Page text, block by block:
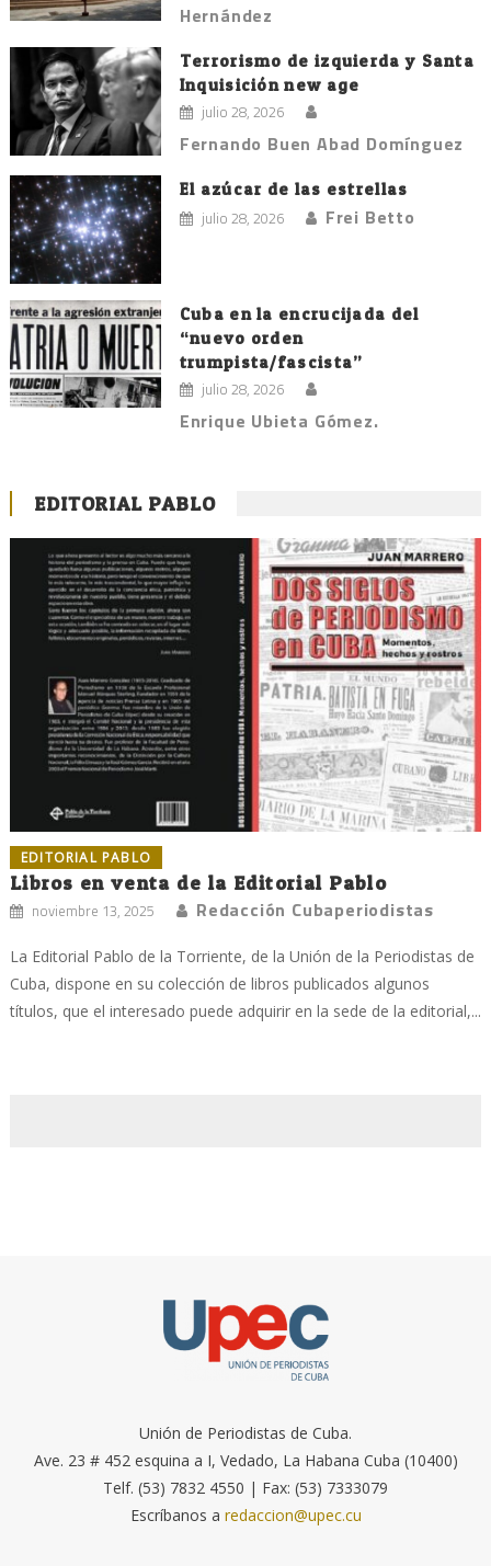
Hernández
Terrorismo de izquierda y Santa
Inquisición new age
julio 28, 2026
Fernando Buen Abad Domínguez
El azúcar de las estrellas
julio 28, 2026 Frei Betto
Cuba en la encrucijada del
“nuevo orden
trumpista/fascista”
julio 28, 2026
Enrique Ubieta Gómez.
EDITORIAL PABLO
EDITORIAL PABLO
Libros en venta de la Editorial Pablo
noviembre 13, 2025 Redacción Cubaperiodistas
La Editorial Pablo de la Torriente, de la Unión de la Periodistas de
Cuba, dispone en su colección de libros publicados algunos
títulos, que el interesado puede adquirir en la sede de la editorial,...
Unión de Periodistas de Cuba.
Ave. 23 # 452 esquina a I, Vedado, La Habana Cuba (10400)
Telf. (53) 7832 4550 | Fax: (53) 7333079
Escríbanos a redaccion@upec.cu